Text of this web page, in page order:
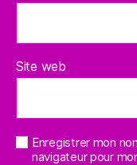
Site web
Enregistrer mon
navigateur pour